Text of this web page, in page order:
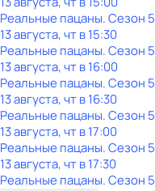
Реальные пацаны. Сезон 5
13 августа, чт в 15:30
Реальные пацаны. Сезон 5
13 августа, чт в 16:00
Реальные пацаны. Сезон 5
13 августа, чт в 16:30
Реальные пацаны. Сезон 5
13 августа, чт в 17:00
Реальные пацаны. Сезон 5
13 августа, чт в 17:30
Реальные пацаны. Сезон 5